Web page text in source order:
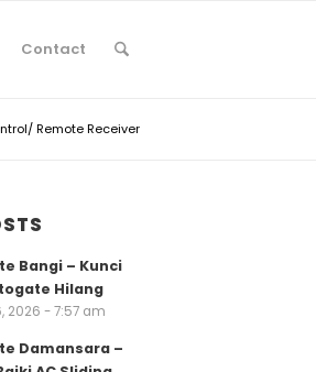
Contact
Remote Receiver
Bangi – Kunci
Hilang
2026 - 7:57 am
Damansara –